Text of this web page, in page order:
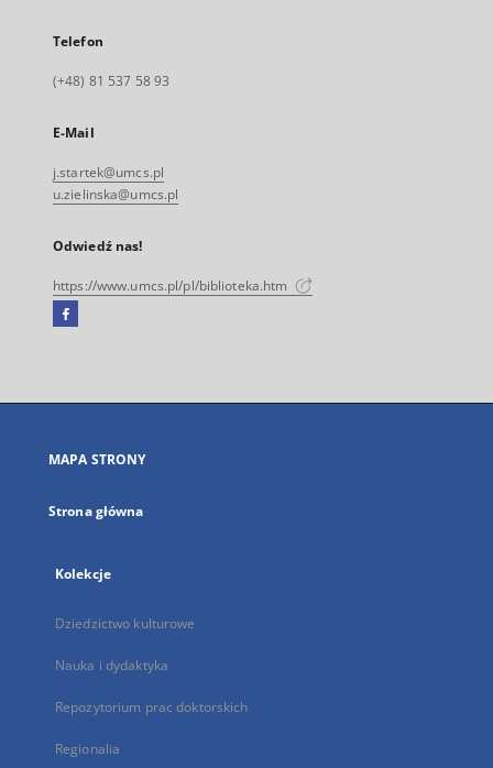
Telefon
(+48) 81 537 58 93
E-Mail
j.startek@umcs.pl
u.zielinska@umcs.pl
Odwiedź nas!
https://www.umcs.pl/pl/biblioteka.htm
Facebook
się
karcie
MAPA STRONY
Strona główna
Kolekcje
Dziedzictwo kulturowe
Nauka i dydaktyka
Repozytorium prac doktorskich
Regionalia